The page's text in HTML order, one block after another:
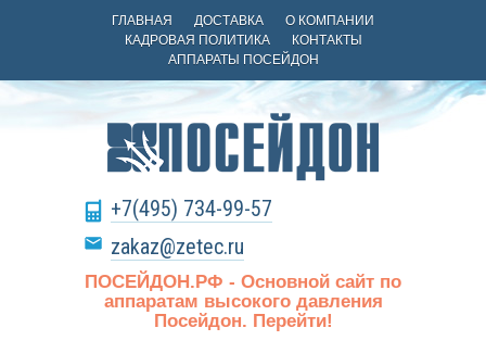
ГЛАВНАЯ ДОСТАВКА
О КОМПАНИИ
КАДРОВАЯ ПОЛИТИКА
КОНТАКТЫ
АППАРАТЫ ПОСЕЙДОН
+7(495) 734-99-57
zakaz@zetec.ru
ПОСЕЙДОН.РФ - Основной сайт по
аппаратам высокого давления
Посейдон. Перейти!